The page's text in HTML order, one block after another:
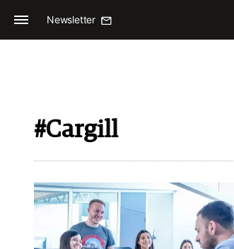
Newsletter
#Cargill